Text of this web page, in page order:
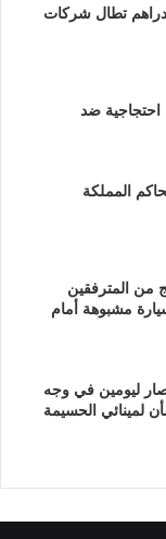
تطال شركات
احتجاجية ضد
المملكة
من المترفقين
مشبوهة أمام
ليومين في وجه
لمينائي الحسيمة